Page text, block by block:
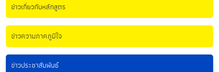
ข่าวเกี่ยวกับหลักสูตร
ข่าวความภาคภูมิใจ
ข่าวประชาสัมพันธ์